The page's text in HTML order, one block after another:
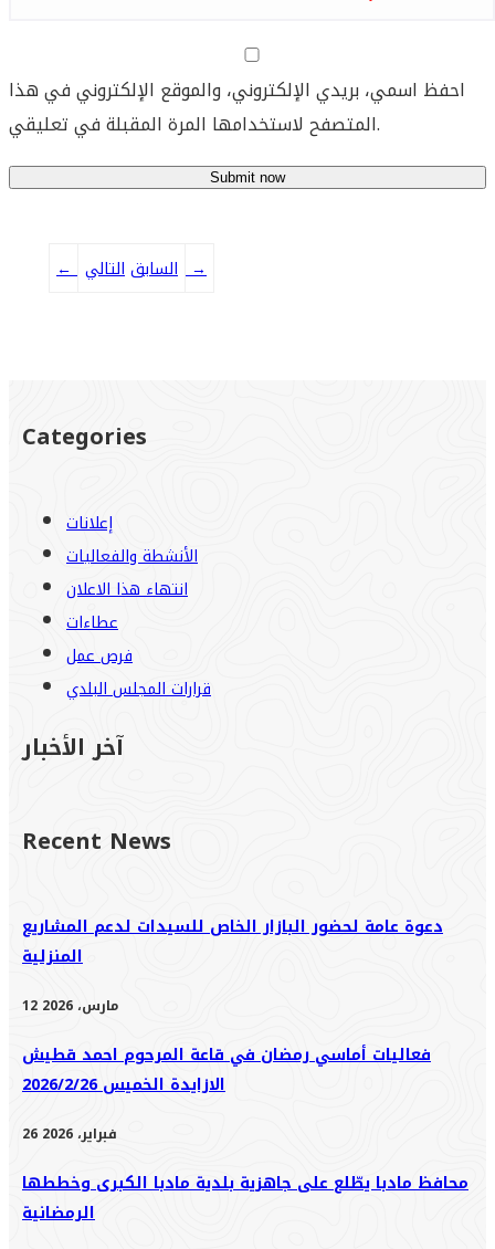
احفظ اسمي، بريدي الإلكتروني، والموقع الإلكتروني في هذا
المتصفح لاستخدامها المرة المقبلة في تعليقي.
← السابق التالي→
Categories
إعلانات
الأنشطة والفعاليات
انتهاء هذا الاعلان
عطاءات
فرص عمل
قرارات المجلس البلدي
آخر الأخبار
Recent News
دعوة عامة لحضور البازار الخاص للسيدات لدعم المشاريع
المنزلية
12 مارس، 2026
فعاليات أماسي رمضان في قاعة المرحوم احمد قطيش
الازايدة الخميس 2026/2/26
26 فبراير، 2026
محافظ مادبا يطّلع على جاهزية بلدية مادبا الكبرى وخططها
الرمضانية